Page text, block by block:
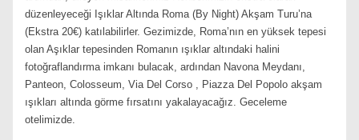
düzenleyeceği Işıklar Altında Roma (By Night) Akşam Turu’na
(Ekstra 20€) katılabilirler. Gezimizde, Roma’nın en yüksek tepesi
olan Aşıklar tepesinden Romanın ışıklar altındaki halini
fotoğraflandırma imkanı bulacak, ardından Navona Meydanı,
Panteon, Colosseum, Via Del Corso , Piazza Del Popolo akşam
ışıkları altında görme fırsatını yakalayacağız. Geceleme
otelimizde.